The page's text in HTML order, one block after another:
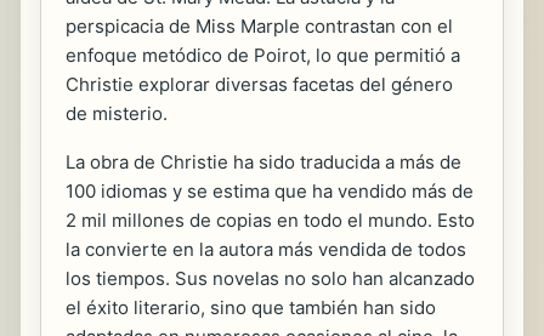
perspicacia de Miss Marple contrastan con el
enfoque metódico de Poirot, lo que permitió a
Christie explorar diversas facetas del género
de misterio.
La obra de Christie ha sido traducida a más de
100 idiomas y se estima que ha vendido más de
2 mil millones de copias en todo el mundo. Esto
la convierte en la autora más vendida de todos
los tiempos. Sus novelas no solo han alcanzado
el éxito literario, sino que también han sido